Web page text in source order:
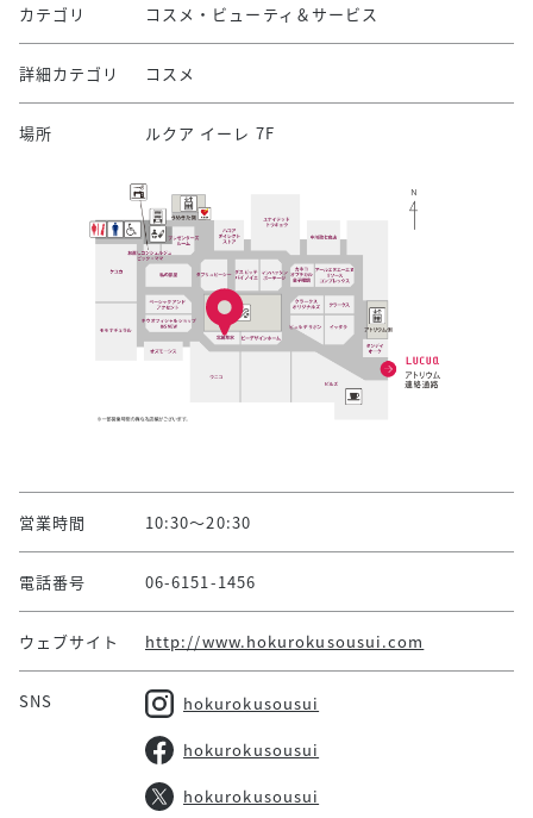
カテゴリ コスメ・ビューティ＆サービス
詳細カテゴリ コスメ
場所 ルクア イーレ 7F
営業時間 10:30～20:30
電話番号 06-6151-1456
ウェブサイト http://www.hokurokusousui.com
SNS hokurokusousui
hokurokusousui
hokurokusousui